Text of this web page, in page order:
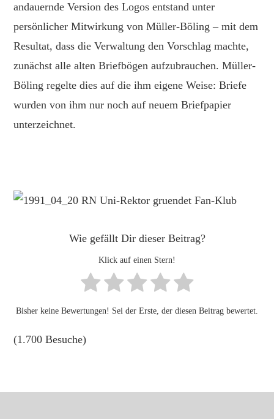
andauernde Version des Logos entstand unter
persönlicher Mitwirkung von Müller-Böling – mit dem
Resultat, dass die Verwaltung den Vorschlag machte,
zunächst alle alten Briefbögen aufzubrauchen. Müller-
Böling regelte dies auf die ihm eigene Weise: Briefe
wurden von ihm nur noch auf neuem Briefpapier
unterzeichnet.
Wie gefällt Dir dieser Beitrag?
Klick auf einen Stern!
Bisher keine Bewertungen! Sei der Erste, der diesen Beitrag bewertet.
(1.700 Besuche)